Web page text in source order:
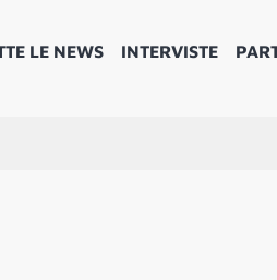
LE NEWS INTERVISTE